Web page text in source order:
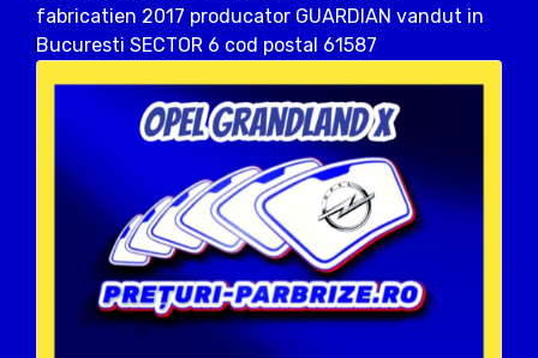
fabricatien 2017 producator GUARDIAN vandut in
Bucuresti SECTOR 6 cod postal 61587